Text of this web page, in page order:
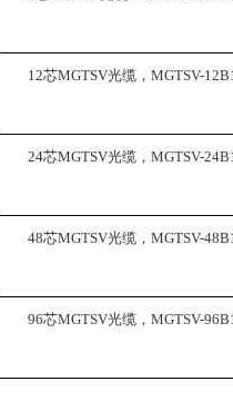
12芯MGTSV光缆，MGTSV-
24芯MGTSV光缆，MGTSV-
48芯MGTSV光缆，MGTSV-
96芯MGTSV光缆，MGTSV-